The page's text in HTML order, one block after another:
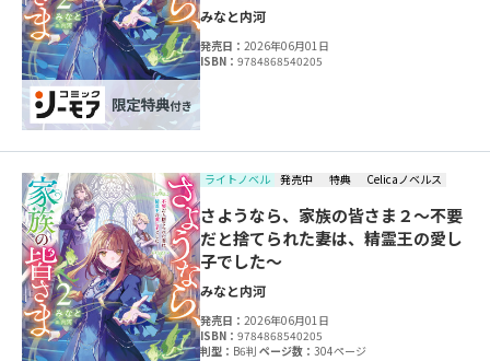
みなと内河
発売日：2026年06月01日
ISBN：9784868540205
ライトノベル 発売中 特典 Celicaノベルス
さようなら、家族の皆さま２～不要
だと捨てられた妻は、精霊王の愛し
子でした～
みなと内河
発売日：2026年06月01日
ISBN：9784868540205
判型： B6判ページ数：304ページ